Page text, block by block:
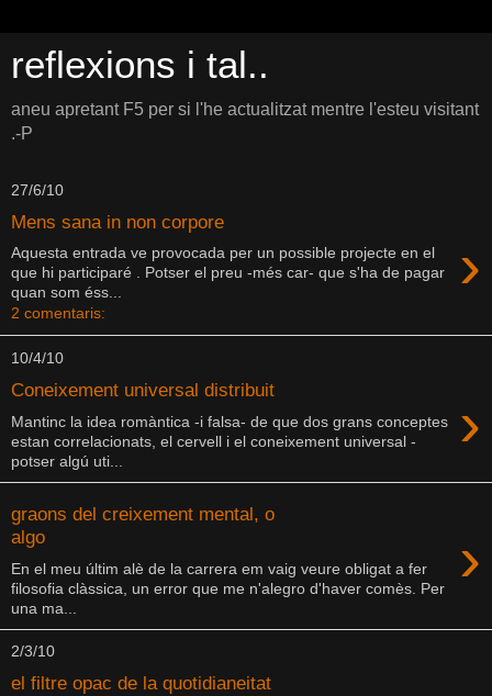
reflexions i tal..
aneu apretant F5 per si l'he actualitzat mentre l'esteu visitant
.-P
27/6/10
Mens sana in non corpore
›
Aquesta entrada ve provocada per un possible projecte en el
que hi participaré . Potser el preu -més car- que s'ha de pagar
quan som éss...
2 comentaris:
10/4/10
Coneixement universal distribuit ›
Mantinc la idea romàntica -i falsa- de que dos grans conceptes
estan correlacionats, el cervell i el coneixement universal -
potser algú uti...
graons del creixement mental, o
algo
›
En el meu últim alè de la carrera em vaig veure obligat a fer
filosofia clàssica, un error que me n'alegro d'haver comès. Per
una ma...
2/3/10
el filtre opac de la quotidianeitat